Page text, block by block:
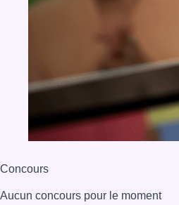
Concours
Aucun concours pour le moment